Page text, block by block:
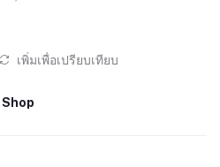
เพิ่มเพื่อเปรียบเทียบ